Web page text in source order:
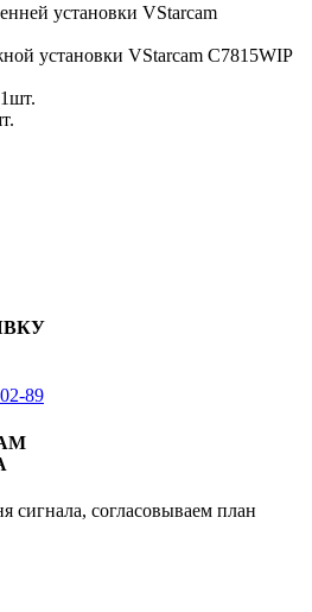
установки VStarcam
установки VStarcam C7815WIP
89
сигнала, согласовываем план